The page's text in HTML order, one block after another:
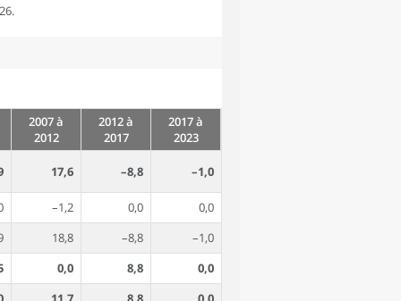
2007 à
2012
2012 à
2017
2017 à
2023
17,6 –8,8 –1,0
–1,2 0,0
0,0
18,8 –8,8
–1,0
0,0 8,8
0,0